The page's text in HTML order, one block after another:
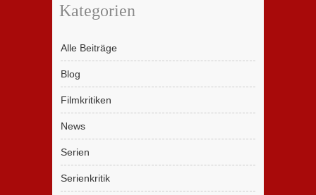
Kategorien
Alle Beiträge
Blog
Filmkritiken
News
Serien
Serienkritik